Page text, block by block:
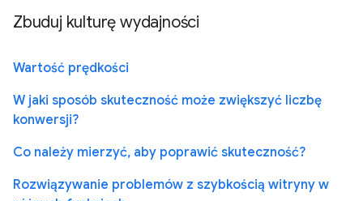
Zbuduj kulturę wydajności
Wartość prędkości
W jaki sposób skuteczność może zwiększyć liczbę
konwersji?
Co należy mierzyć, aby poprawić skuteczność?
Rozwiązywanie problemów z szybkością witryny w